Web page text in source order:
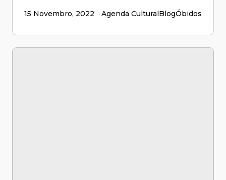
15 Novembro, 2022 Agenda CulturalBlogÓbidos